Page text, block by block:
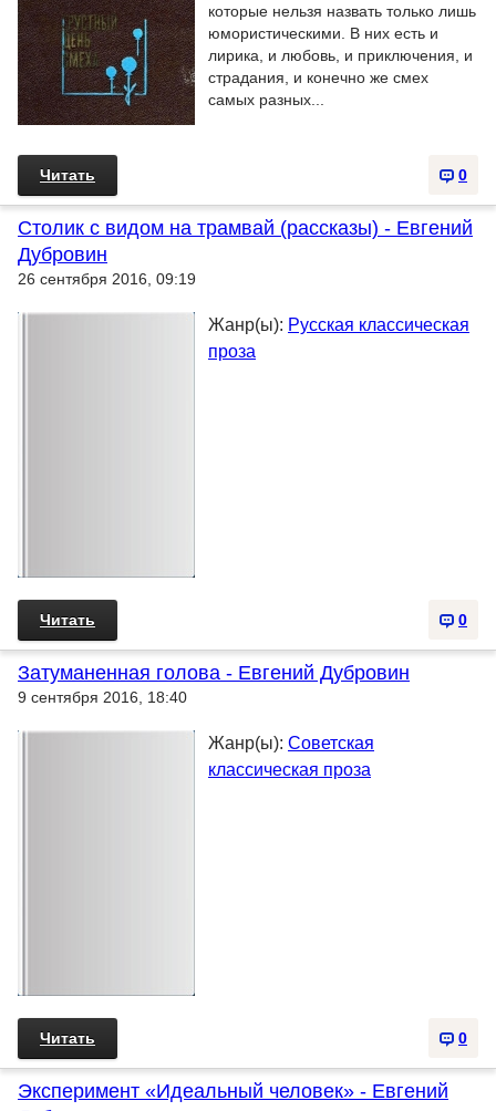
которые нельзя назвать только лишь
юмористическими. В них есть и
лирика, и любовь, и приключения, и
страдания, и конечно же смех
самых разных...
0
Читать
Столик с видом на трамвай (рассказы) - Евгений
Дубровин
26 сентября 2016, 09:19
Жанр(ы): Русская классическая
проза
0
Читать
Затуманенная голова - Евгений Дубровин
9 сентября 2016, 18:40
Жанр(ы): Советская
классическая проза
0
Читать
Эксперимент «Идеальный человек» - Евгений